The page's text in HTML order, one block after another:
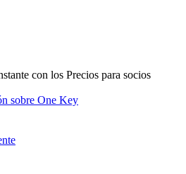
con los Precios para socios
sobre One Key